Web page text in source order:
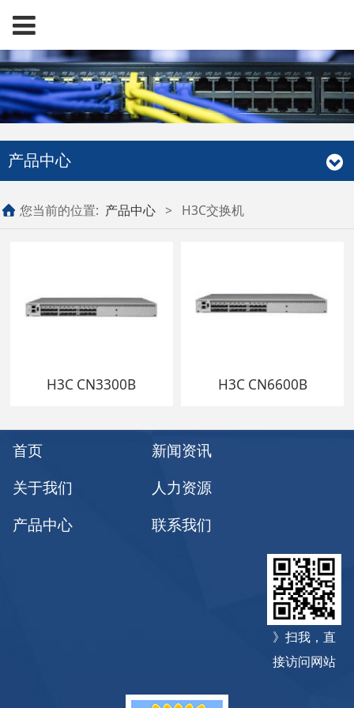
产品中心
您当前的位置: 产品中心 > H3C交换机
H3C CN3300B H3C CN6600B
首页
关于我们
产品中心
新闻资讯
人力资源
联系我们
》扫我，直
接访问网站